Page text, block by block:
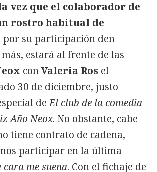
vez que el colaborador de
rostro habitual de
por su participación den
más, estará al frente de las
conValeria Ros el
30 de diciembre, justo
deEl club de la comedia
Año Neox. No obstante, cabe
tiene contrato de cadena,
participar en la última
cara me suena. Con el fichaje de